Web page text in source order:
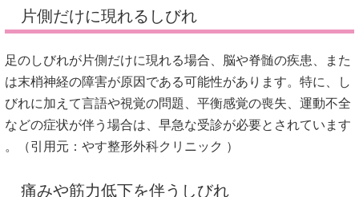
片側だけに現れるしびれ
足のしびれが片側だけに現れる場合、脳や脊髄の疾患、また
は末梢神経の障害が原因である可能性があります。 特に、し
びれに加えて言語や視覚の問題、平衡感覚の喪失、運動不全
などの症状が伴う場合は、早急な受診が必要とされています
。（引用元： やす整形外科クリニック ）
痛みや筋力低下を伴うしびれ